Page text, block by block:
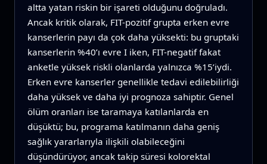
altta yatan riskin bir işareti olduğunu doğruladı.
Ancak kritik olarak, FIT-pozitif grupta erken evre
kanserlerin payı da çok daha yüksekti: bu gruptaki
kanserlerin %40’ı evre I iken, FIT-negatif fakat
anketle yüksek riskli olanlarda yalnızca %15’iydi.
Erken evre kanserler genellikle tedavi edilebilirliği
daha yüksek ve daha iyi prognoza sahiptir. Genel
ölüm oranları ise taramaya katılanlarda en
düşüktü; bu, programa katılmanın daha geniş
sağlık yararlarıyla ilişkili olabileceğini
düşündürüyor, ancak takip süresi kolorektal